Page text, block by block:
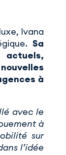
Ivana
Sa
à
avec le
à
sur
l’idée